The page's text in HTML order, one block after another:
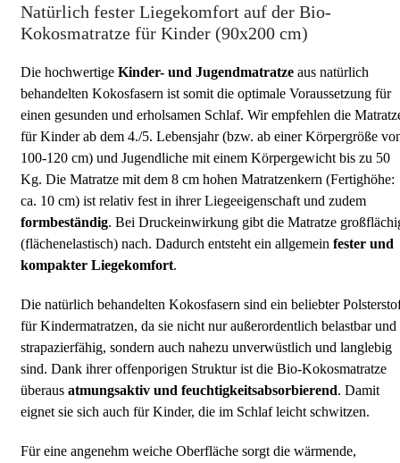
Natürlich fester Liegekomfort auf der Bio-
Kokosmatratze für Kinder (90x200 cm)
Die hochwertige Kinder- und Jugendmatratze aus natürlich
behandelten Kokosfasern ist somit die optimale Voraussetzung für
einen gesunden und erholsamen Schlaf. Wir empfehlen die
für Kinder ab dem 4./5. Lebensjahr (bzw. ab einer Körpergröße
100-120 cm) und Jugendliche mit einem Körpergewicht bis zu 50
Kg. Die Matratze mit dem 8 cm hohen Matratzenkern (Fertighöhe:
ca. 10 cm) ist relativ fest in ihrer Liegeeigenschaft und zudem
formbeständig. Bei Druckeinwirkung gibt die Matratze
(flächenelastisch) nach. Dadurch entsteht ein allgemein fester und
kompakter Liegekomfort.
Die natürlich behandelten Kokosfasern sind ein beliebter
für Kindermatratzen, da sie nicht nur außerordentlich belastbar und
strapazierfähig, sondern auch nahezu unverwüstlich und langlebig
sind. Dank ihrer offenporigen Struktur ist die Bio-Kokosmatratze
überaus atmungsaktiv und feuchtigkeitsabsorbierend. Damit
eignet sie sich auch für Kinder, die im Schlaf leicht schwitzen.
Für eine angenehm weiche Oberfläche sorgt die wärmende,